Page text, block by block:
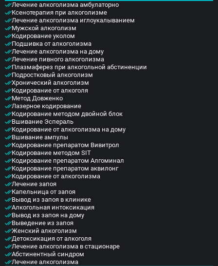
Лечение алкоголизма амбулаторно
Ксенотерапия при алкоголизме
Лечение алкоголизма иглоукалыванием
Мужской алкоголизм
Кодирование уколом
Подшивка от алкоголизма
Лечение алкоголизма на дому
Лечение пивного алкоголизма
Плазмаферез при алкогольной абстиненции
Подростковый алкоголизм
Хронический алкоголизм
Кодирование от алкоголя
Метод Довженко
Лазерное кодирование
Кодирование методом двойной блок
Вшивание Эспераль
Кодирование от алкоголизма на дому
Вшивание ампулы
Кодирование препаратом Вивитрол
Кодирование методом SIT
Кодирование препаратом Алгоминал
Кодирование препаратом аквилонг
Кодирование от алкоголизма
Лечение запоя
Капельница от запоя
Вывод из запоя в клинике
Алкогольная интоксикация
Вывод из запоя на дому
Выведение из запоя
Женский алкоголизм
Детоксикация от алкоголя
Лечение алкоголизма в стационаре
Абстинентный синдром
Лечение алкоголизма